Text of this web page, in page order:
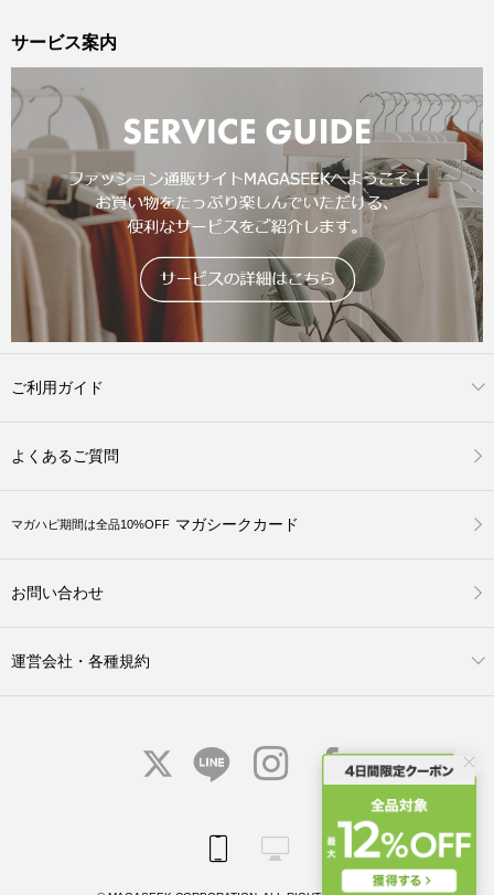
サービス案内
ご利用ガイド
よくあるご質問
マガハピ期間は全品10%OFF マガシークカード
お問い合わせ
運営会社・各種規約